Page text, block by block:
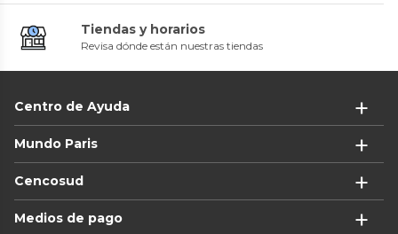
Tiendas y horarios
Revisa dónde están nuestras tiendas
Centro de Ayuda
Mundo Paris
Cencosud
Medios de pago